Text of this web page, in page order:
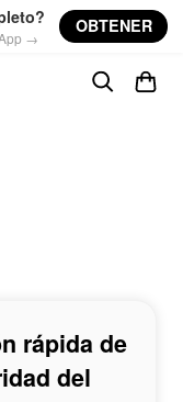
→
OBTENER
rápida de
del